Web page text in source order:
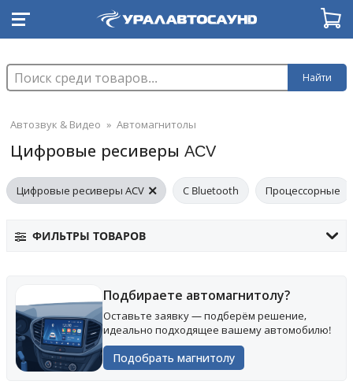
Найти
Автозвук & Видео » Автомагнитолы
Цифровые ресиверы ACV
Цифровые ресиверы ACV С Bluetooth Процессорные
ФИЛЬТРЫ ТОВАРОВ
Подбираете автомагнитолу?
Оставьте заявку — подберём решение,
идеально подходящее вашему автомобилю!
Подобрать магнитолу